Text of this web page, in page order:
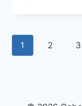
Navegação
1 2 3